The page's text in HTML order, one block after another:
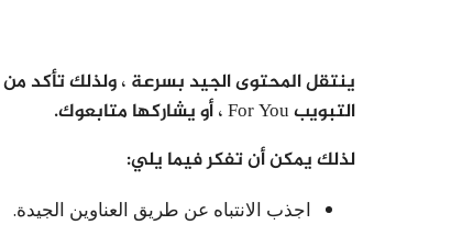
ينتقل المحتوى الجيد بسرعة ، ولذلك
التبويب For You ، أو يشاركها متابعوك.
لذلك يمكن أن تفكر فيما يلي:
اجذب الانتباه عن طريق العناوين الجيدة.